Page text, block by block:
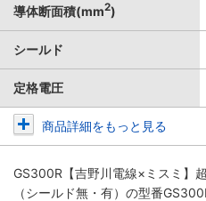
導体断面積(mm2)
シールド
定格電圧
商品詳細をもっと見る
GS300R【吉野川電線×ミスミ】
（シールド無・有） の型番